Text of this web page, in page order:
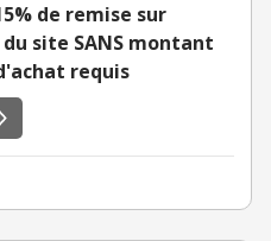
de remise sur
site SANS montant
requis